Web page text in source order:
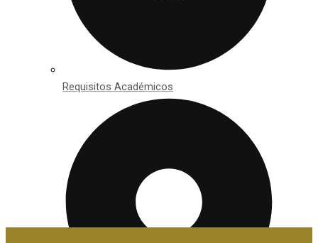
Requisitos Académicos